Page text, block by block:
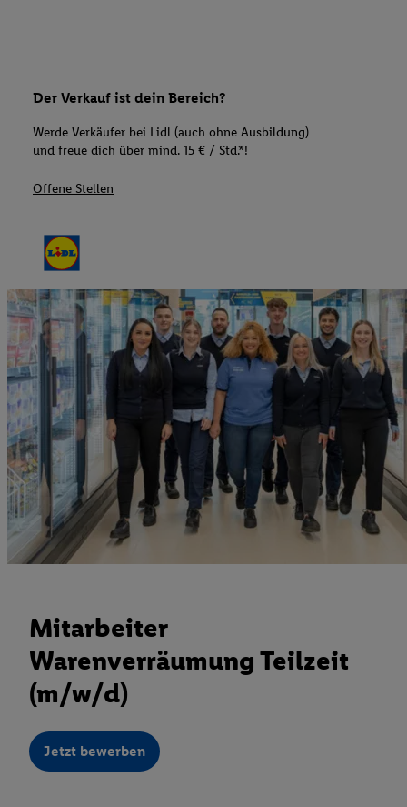
Der Verkauf ist dein Bereich?
Werde Verkäufer bei Lidl (auch ohne Ausbildung)
und freue dich über mind. 15 € / Std.*!
Offene Stellen
Mitarbeiter
Warenverräumung Teilzeit
(m/w/d)
Jetzt bewerben